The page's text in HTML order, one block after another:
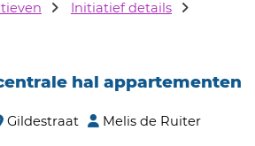
Initiatief details
hal appartementen
Gildestraat Melis de Ruiter